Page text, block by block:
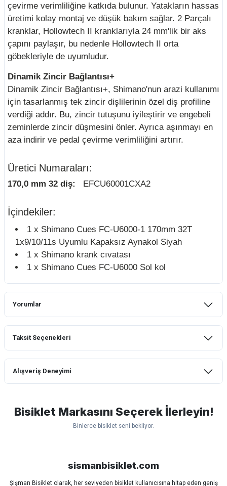
çevirme verimliliğine katkıda bulunur. Yatakların hassas
üretimi kolay montaj ve düşük bakım sağlar. 2 Parçalı
kranklar, Hollowtech II kranklarıyla 24 mm'lik bir aks
çapını paylaşır, bu nedenle Hollowtech II orta
göbekleriyle de uyumludur.
Dinamik Zincir Bağlantısı+
Dinamik Zincir Bağlantısı+, Shimano'nun arazi kullanımı
için tasarlanmış tek zincir dişlilerinin özel diş profiline
verdiği addır. Bu, zincir tutuşunu iyileştirir ve engebeli
zeminlerde zincir düşmesini önler. Ayrıca aşınmayı en
aza indirir ve pedal çevirme verimliliğini artırır.
Üretici Numaraları:
170,0 mm 32 diş: EFCU60001CXA2
İçindekiler:
1 x Shimano Cues FC-U6000-1 170mm 32T
1x9/10/11s Uyumlu Kapaksız Aynakol Siyah
1 x Shimano krank cıvatası
1 x Shimano Cues FC-U6000 Sol kol
Yorumlar
Taksit Seçenekleri
Alışveriş Deneyimi
lastik yanak kısmından 3cm yarıldı ama
normal sürüşe uygun
Bahriye Akay Tan | 21/07/2026
Bisiklet Markasını Seçerek İlerleyin!
Binlerce bisiklet seni bekliyor.
sismanbisiklet.com
Şişman Bisiklet olarak, her seviyeden bisiklet kullanıcısına hitap eden geniş